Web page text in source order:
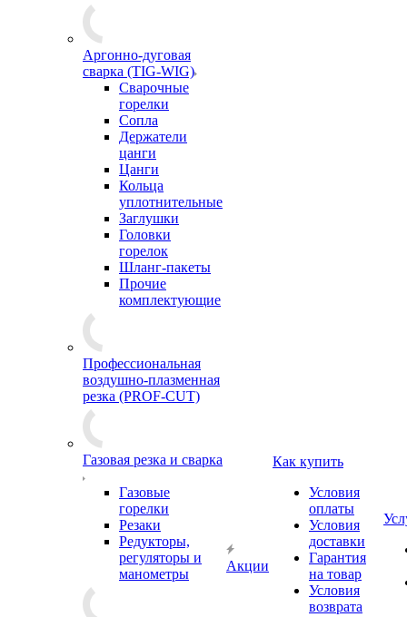
Аргонно-дуговая
сварка (TIG-WIG)
Сварочные
горелки
Сопла
Держатели
цанги
Цанги
Кольца
уплотнительные
Заглушки
Головки
горелок
Шланг-пакеты
Прочие
комплектующие
Профессиональная
воздушно-плазменная
резка (PROF-CUT)
Газовая резка и сварка
Газовые
горелки
Резаки
Редукторы,
регуляторы и
манометры
Акции
Как купить
Условия
оплаты
Условия
доставки
Гарантия
на товар
Условия
возврата